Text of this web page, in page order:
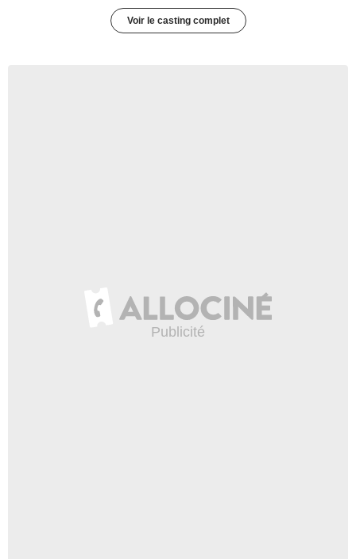
Voir le casting complet